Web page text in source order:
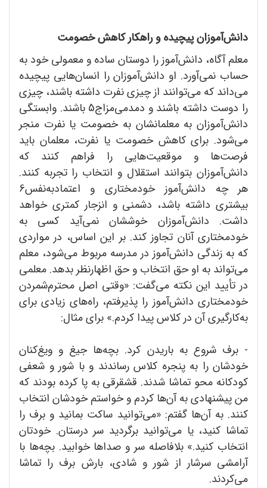
دانش‌آموزان پیچیده و راهکار کاهش خصومت
معلم آگاه، دانش‌آموز را دوستان ساده و معمولی خود به
حساب نمی‌آورد. او دانش‌آموزان را انسان‌هایی پیچیده
می‌داند که می‌توانند از چیزی نفرت داشته باشند، چیزی
را دوست داشته باشند و دمدمی‌مزاج5 باشند. وابستگی
دانش‌آموزان به معلمانشان به خصومت یا نفرت منجر
می‌شود. برای کاهش خصومت یا نفرت، معلمان باید
فرصت‌ها و موقعیت‌هایی را فراهم کنند که
دانش‌آموزان بتوانند استقلال و انتخاب را تجربه کنند.
هر چه دانش‌آموز خودمختاری و اعتمادبه‌نفس6
بیشتری داشته باشد، دشمنی و انزجار کمتری خواهد
داشت. دانش‌آموزان خوششان نمی‌آید کسی به
خودمختاری آنان تجاوز کند. بر این اساس، در مواردی
که به زندگی دانش‌آموز در مدرسه مربوط می‌شود، معلم
می‌تواند به او حق انتخاب و حق اظهارنظر بدهد. معلمی
در تأیید این نکته می‌گفت: «وقتی اصل محترم‌شمردن
خودمختاری دانش‌آموز را پذیرفتم، راه‌های زیادی برای
به‌کارگیری آن در کلاس پیدا کردم.» برای مثال:
- برف شروع به باریدن کرد. بچه‌ها جیغ و ویغ‌کنان
خودشان را به پنجره کلاس رساندند و با شور و شعفی
کودکانه محو تماشا شدند. قشقرقی به پا کرده بودند که
من پیشنهادی به آن‌ها کردم و خواستم خودشان انتخاب
کنند. به آن‌ها گفتم: «می‌توانید ساکت بمانید و برف را
تماشا کنید، یا می‌توانید برگردید سر درستان. خودتان
انتخاب کنید.» بلافاصله سر و صداها خوابید. بچه‌ها با
آرامشی سرشار از شور و شادی، بارش برف را تماشا
می‌کردند.